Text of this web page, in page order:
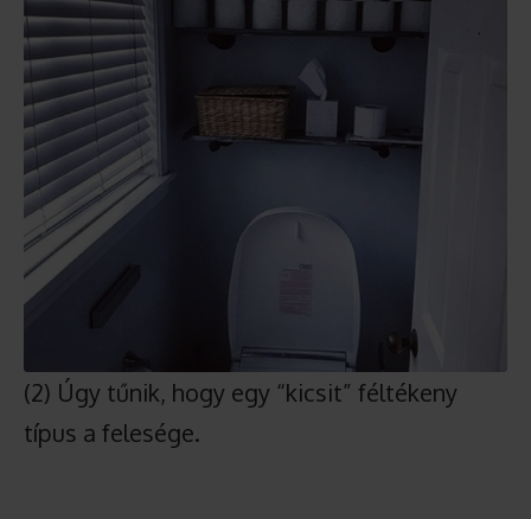
(2) Úgy tűnik, hogy egy “kicsit” féltékeny
típus a felesége.